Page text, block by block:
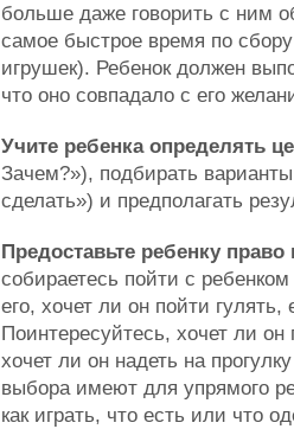
больше даже говорить с ним
самое быстрое время по
игрушек). Ребенок должен
что оно совпадало с его
Учите ребенка определять
Зачем?»), подбирать
сделать») и предполагать
Предоставьте ребенку
собираетесь пойти с
его, хочет ли он пойти гулять,
Поинтересуйтесь, хочет ли
хочет ли он надеть на
выбора имеют для упрямого
как играть, что есть или что